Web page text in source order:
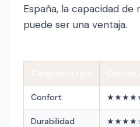
España, la capacidad
puede ser una ventaja.
Confort
Durabilidad